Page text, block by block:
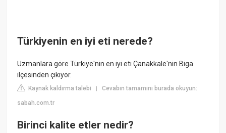
Türkiyenin en iyi eti nerede?
Uzmanlara göre Türkiye'nin en iyi eti Çanakkale'nin Biga
ilçesinden çıkıyor.
Kaynak kaldırma talebi |Cevabın tamamını burada okuyun:
sabah.com.tr
Birinci kalite etler nedir?